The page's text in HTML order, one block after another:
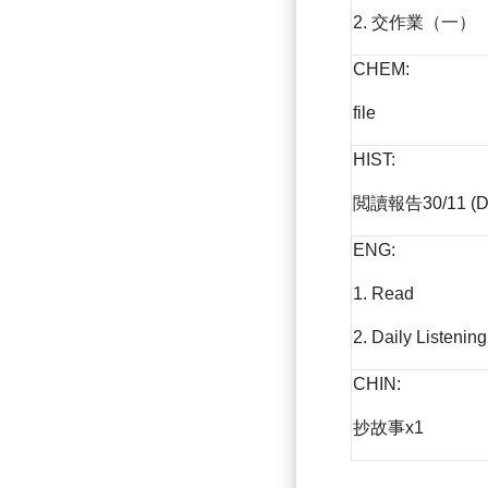
2. 交作業（一）
CHEM:
file
HIST:
閲讀報告30/11
ENG:
1. Read
2. Daily Listening
CHIN:
抄故事x1